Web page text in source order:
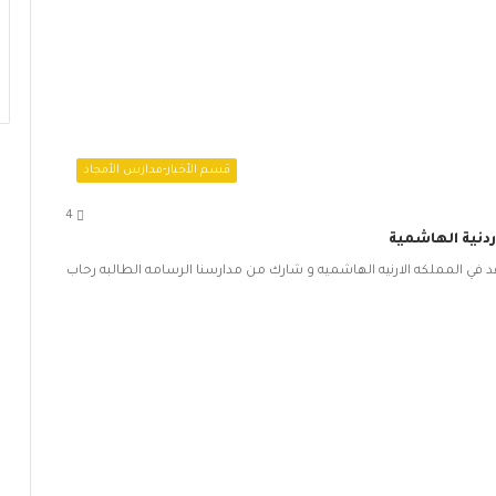
قسم الأخبار-مدارس الأمجاد
4
الهاشمية
في المملكه الارنيه الهاشميه و شارك من مدارسنا الرسامه الطالبه رحاب